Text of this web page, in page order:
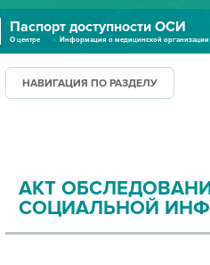
УСЛУГИ И ЦЕНЫ
ПАЦИЕНТУ
Паспорт доступности ОСИ
О центре Информация о медицинской организации
НАВИГАЦИЯ ПО РАЗДЕЛУ
АКТ
СОЦИАЛЬНОЙ